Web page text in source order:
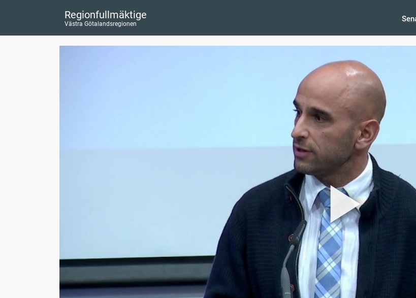
Regionfullmäktige
Västra Götalandsregionen